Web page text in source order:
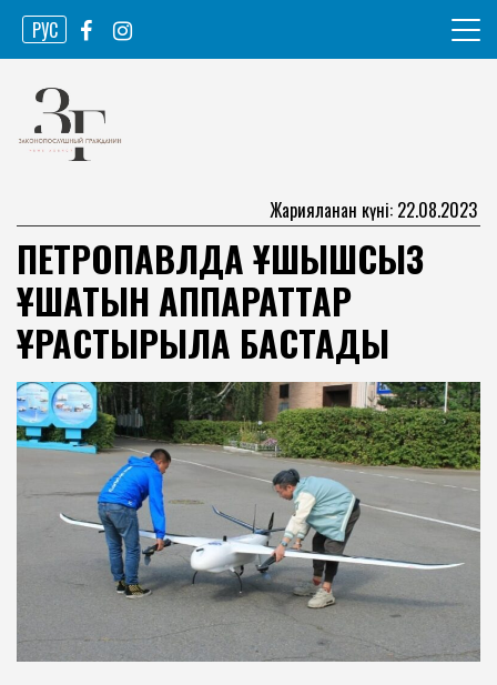
Skip
content
РУС
Законопослушный гражданин
Жарияланған күні: 22.08.2023
ПЕТРОПАВЛДА ҰШҚЫШСЫЗ
ҰШАТЫН АППАРАТТАР
ҚҰРАСТЫРЫЛА БАСТАДЫ